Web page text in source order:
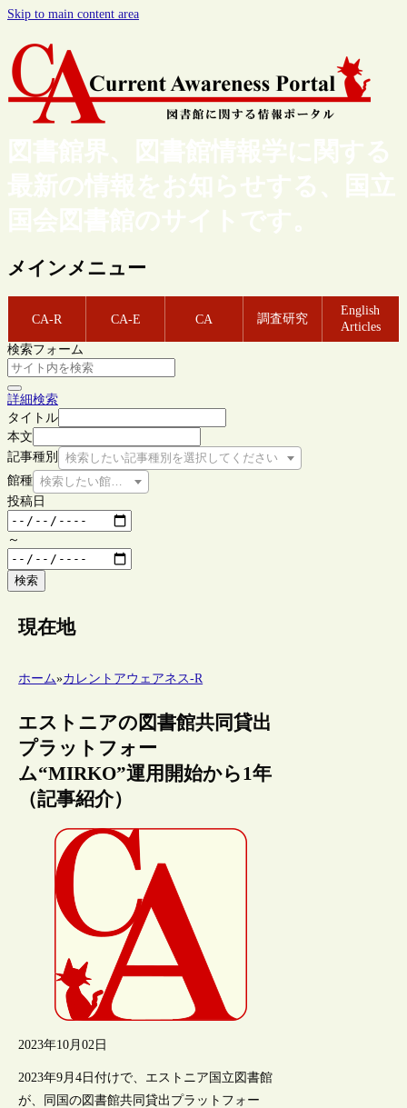
Skip to main content area
図書館界、図書館情報学に関する
最新の情報をお知らせする、国立
国会図書館のサイトです。
メインメニュー
CA-R CA-E CA 調査研究
English
Articles
検索フォーム
詳細検索
タイトル
本文
記事種別
検索したい記事種別を選択してください
館種 検索したい館種を選択してください
投稿日
～
検索
現在地
ホーム»カレントアウェアネス-R
エストニアの図書館共同貸出
プラットフォー
ム“MIRKO”運用開始から1年
（記事紹介）
2023年10月02日
2023年9月4日付けで、エストニア国立図書館
が、同国の図書館共同貸出プラットフォー